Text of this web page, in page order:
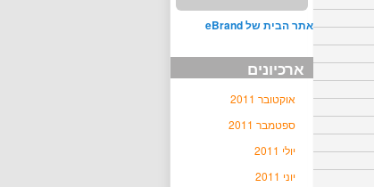
אתר הבית של eBrand
ארכיונים
אוקטובר 2011
ספטמבר 2011
יולי 2011
יוני 2011